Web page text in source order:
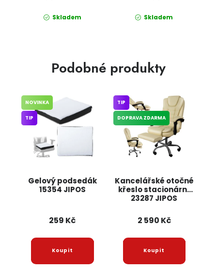
Skladem Skladem
Podobné produkty
Gelový podsedák
15354 JIPOS
NOVINKA
TIP
259 Kč
Kancelářské otočné
křeslo stacionární
23287 JIPOS
TIP
DOPRAVA ZDARMA
2 590 Kč